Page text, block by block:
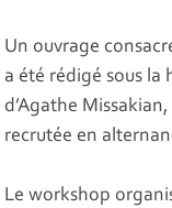
Un ouvrage
a été rédigé sous la
d’Agathe
recrutée en
Le workshop